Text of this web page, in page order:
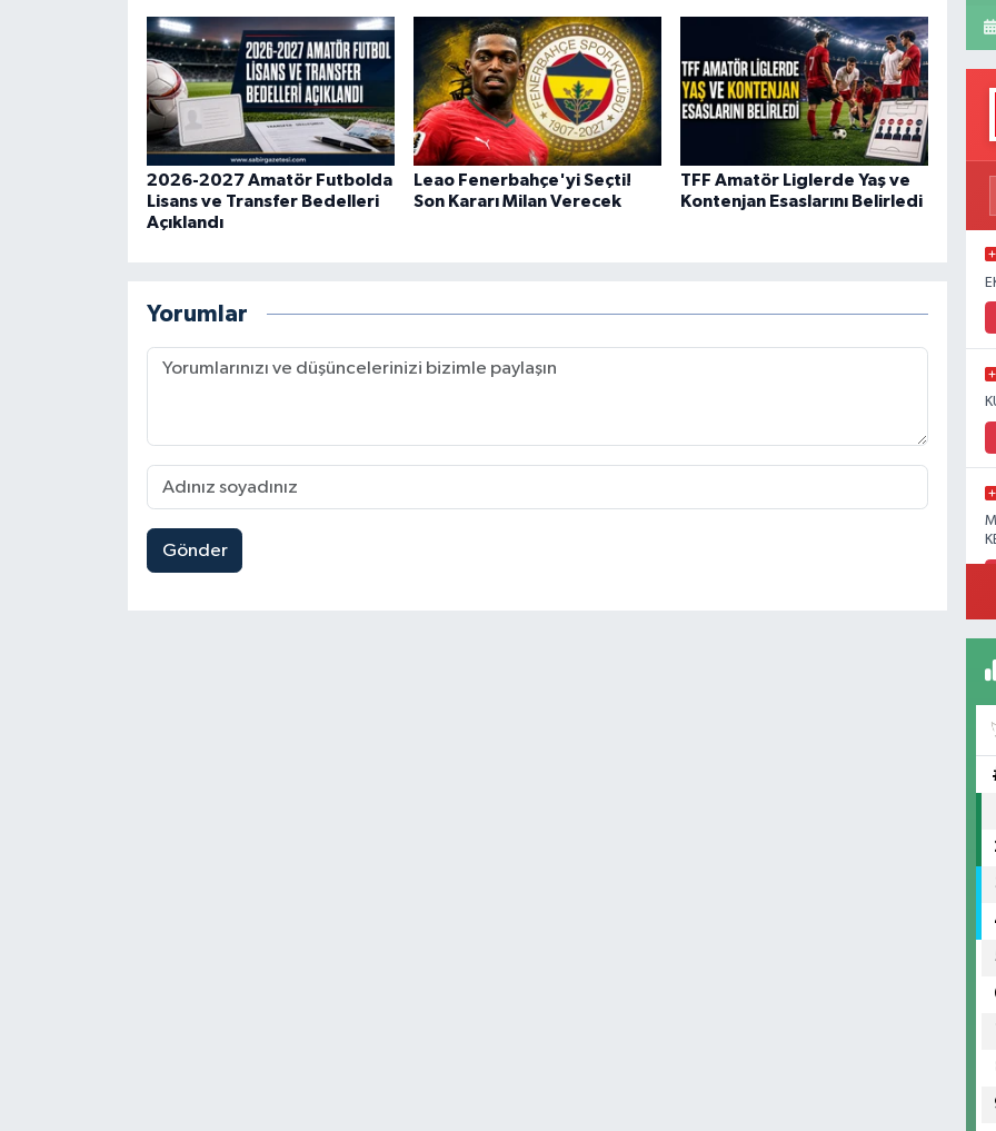
2026-2027 Amatör Futbolda
Lisans ve Transfer Bedelleri
Açıklandı
Leao Fenerbahçe'yi Seçti!
Son Kararı Milan Verecek
TFF Amatör Liglerde Yaş ve
Kontenjan Esaslarını Belirledi
Yorumlar
Gönder